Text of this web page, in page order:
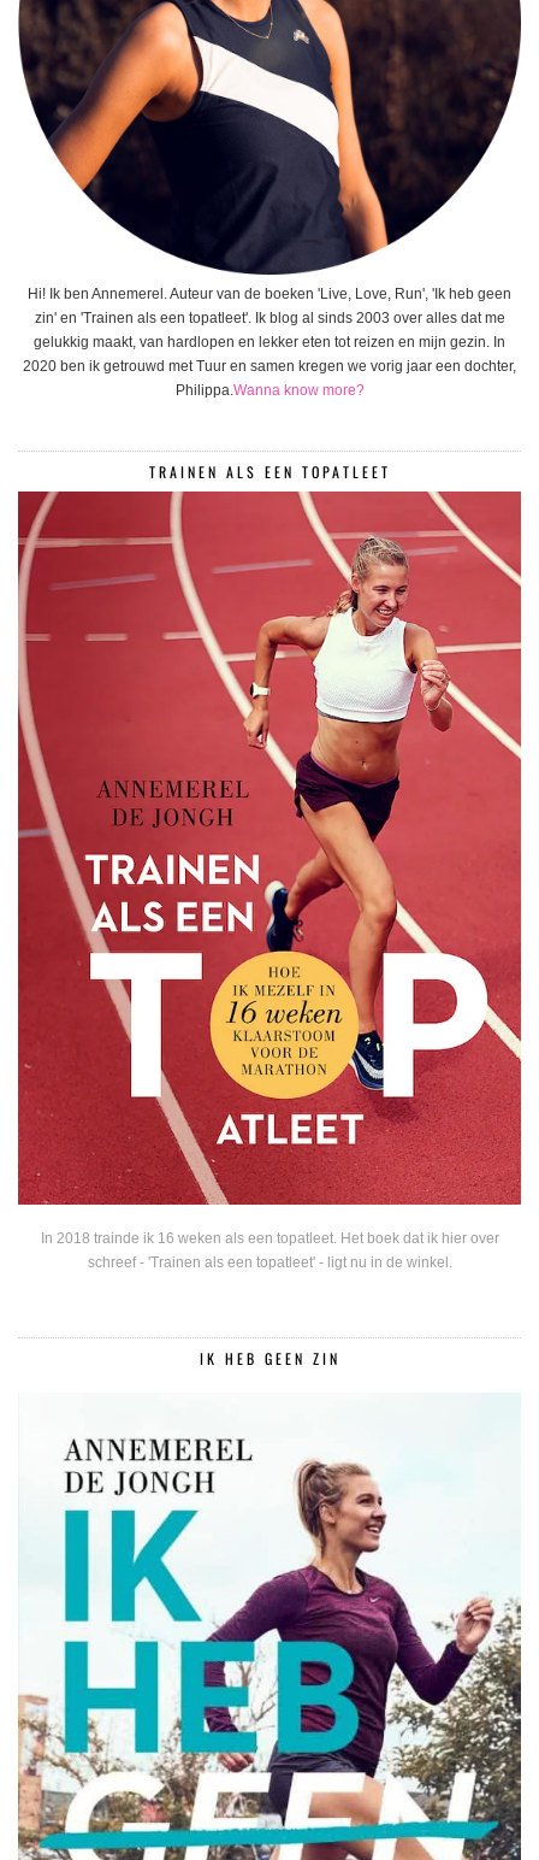
Hi! Ik ben Annemerel. Auteur van de boeken 'Live, Love, Run', 'Ik heb geen
zin' en 'Trainen als een topatleet'. Ik blog al sinds 2003 over alles dat me
gelukkig maakt, van hardlopen en lekker eten tot reizen en mijn gezin. In
2020 ben ik getrouwd met Tuur en samen kregen we vorig jaar een dochter,
Philippa.Wanna know more?
TRAINEN ALS EEN TOPATLEET
In 2018 trainde ik 16 weken als een topatleet. Het boek dat ik hier over
schreef - 'Trainen als een topatleet' - ligt nu in de winkel.
IK HEB GEEN ZIN